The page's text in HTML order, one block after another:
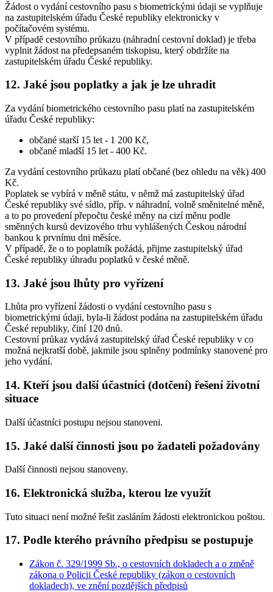
Žádost o vydání cestovního pasu s biometrickými údaji se vyplňuje
na zastupitelském úřadu České republiky elektronicky v
počítačovém systému.
V případě cestovního průkazu (náhradní cestovní doklad) je třeba
vyplnit žádost na předepsaném tiskopisu, který obdržíte na
zastupitelském úřadu České republiky.
12. Jaké jsou poplatky a jak je lze uhradit
Za vydání biometrického cestovního pasu platí na zastupitelském
úřadu České republiky:
občané starší 15 let - 1 200 Kč,
občané mladší 15 let - 400 Kč.
Za vydání cestovního průkazu platí občané (bez ohledu na věk) 400
Kč.
Poplatek se vybírá v měně státu, v němž má zastupitelský úřad
České republiky své sídlo, příp. v náhradní, volně směnitelné měně,
a to po provedení přepočtu české měny na cizí měnu podle
směnných kursů devizového trhu vyhlášených Českou národní
bankou k prvnímu dni měsíce.
V případě, že o to poplatník požádá, přijme zastupitelský úřad
České republiky úhradu poplatků v české měně.
13. Jaké jsou lhůty pro vyřízení
Lhůta pro vyřízení žádosti o vydání cestovního pasu s
biometrickými údaji, byla-li žádost podána na zastupitelském úřadu
České republiky, činí 120 dnů.
Cestovní průkaz vydává zastupitelský úřad České republiky v co
možná nejkratší době, jakmile jsou splněny podmínky stanovené pro
jeho vydání.
14. Kteří jsou další účastníci (dotčení) řešení životní
situace
Další účastníci postupu nejsou stanoveni.
15. Jaké další činnosti jsou po žadateli požadovány
Další činnosti nejsou stanoveny.
16. Elektronická služba, kterou lze využít
Tuto situaci není možné řešit zasláním žádosti elektronickou poštou.
17. Podle kterého právního předpisu se postupuje
Zákon č. 329/1999 Sb., o cestovních dokladech a o změně
zákona o Policii České republiky (zákon o cestovních
dokladech), ve znění pozdějších předpisů